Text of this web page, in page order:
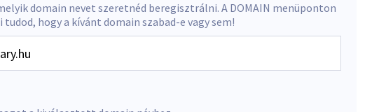
domain nevet szeretnéd beregisztrálni. A DOMAIN menüponton
hogy a kívánt domain szabad-e vagy sem!